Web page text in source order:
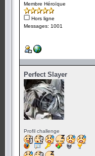
Membre Héroïque
Hors ligne
Messages: 1001
Perfect Slayer
Profil challenge